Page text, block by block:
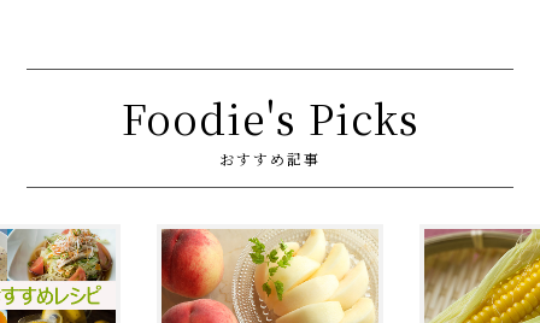
Foodie's Picks
おすすめ記事